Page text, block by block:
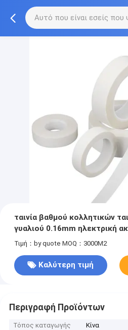
ταινία βαθμού κολλητικών
γυαλιού 0.16mm ηλεκτρική
Τιμή：by quote MOQ：3000M2
Καλύτερη τιμή
Περιγραφή Προϊόντων
Τόπος καταγωγής
Κίνα